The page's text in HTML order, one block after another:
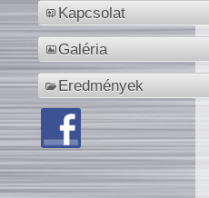
Kapcsolat
Galéria
Eredmények